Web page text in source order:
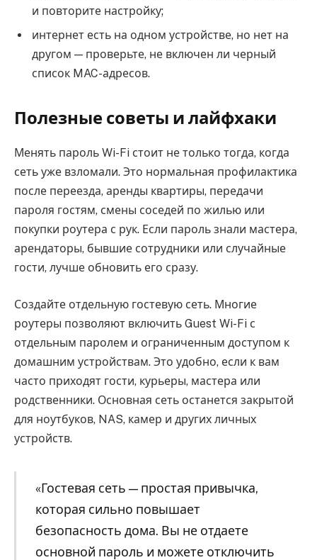
и повторите настройку;
интернет есть на одном устройстве, но нет на
другом — проверьте, не включен ли черный
список MAC-адресов.
Полезные советы и лайфхаки
Менять пароль Wi-Fi стоит не только тогда, когда
сеть уже взломали. Это нормальная профилактика
после переезда, аренды квартиры, передачи
пароля гостям, смены соседей по жилью или
покупки роутера с рук. Если пароль знали мастера,
арендаторы, бывшие сотрудники или случайные
гости, лучше обновить его сразу.
Создайте отдельную гостевую сеть. Многие
роутеры позволяют включить Guest Wi-Fi с
отдельным паролем и ограниченным доступом к
домашним устройствам. Это удобно, если к вам
часто приходят гости, курьеры, мастера или
родственники. Основная сеть останется закрытой
для ноутбуков, NAS, камер и других личных
устройств.
«Гостевая сеть — простая привычка,
которая сильно повышает
безопасность дома. Вы не отдаете
основной пароль и можете отключить